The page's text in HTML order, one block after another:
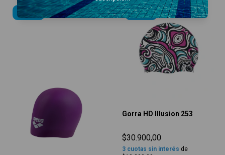
NUEVO! NUEVO!
Gorra HD Illusion 253
$30.900,00
3 cuotas sin interés de